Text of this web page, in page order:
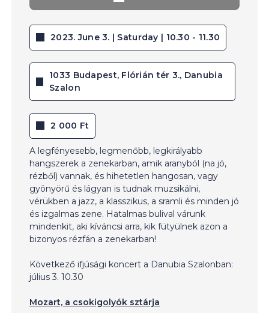
2023. June 3. | Saturday | 10.30 - 11.30
1033 Budapest, Flórián tér 3., Danubia
Szalon
2 000 Ft
A legfényesebb, legmenőbb, legkirályabb
hangszerek a zenekarban, amik aranyból (na jó,
rézből) vannak, és hihetetlen hangosan, vagy
gyönyörű és lágyan is tudnak muzsikálni,
vérükben a jazz, a klasszikus, a sramli és minden jó
és izgalmas zene. Hatalmas bulival várunk
mindenkit, aki kíváncsi arra, kik fütyülnek azon a
bizonyos rézfán a zenekarban!
Következő ifjúsági koncert a Danubia Szalonban:
július 3. 10.30
Mozart, a csokigolyók sztárja